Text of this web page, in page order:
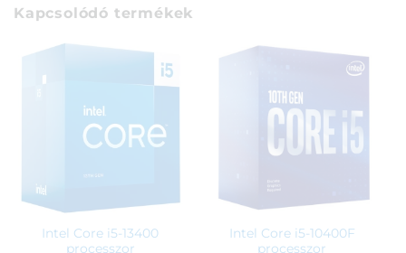
Kapcsolódó termékek
Intel Core i5-13400
processzor
Intel Core i5-10400F
processzor